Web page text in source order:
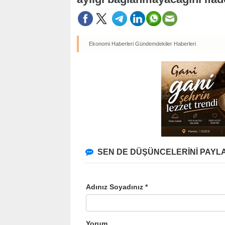
Ekonomi Haberleri Gündemdekiler Haberleri
SEN DE DÜŞÜNCELERİNİ
Adınız Soyadınız *